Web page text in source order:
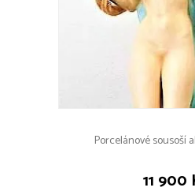
Porcelánové sousoší
11 900